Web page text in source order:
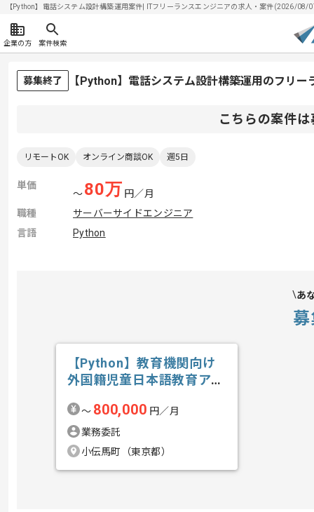
【Python】電話システム設計構築運用案件| ITフリーランスエンジニアの求人・案件(2026/08/
企業の方 案件検索
募集終了 【Python】電話システム設計構築運用のフリー
こちらの案件
リモートOK オンライン商談OK 週5日
単価
〜80万 円／月
職種
サーバーサイドエンジニア
言語
Python
あ
【Python】教育機関向け
外国籍児童日本語教育アプ
〜 800,000 円／月
業務委託
小伝馬町（東京都）